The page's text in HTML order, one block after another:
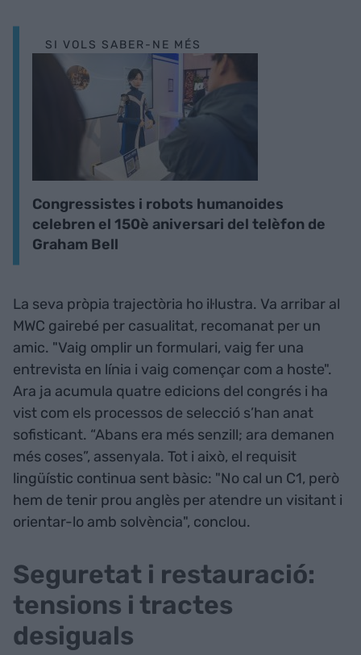
SI VOLS SABER-NE MÉS
Congressistes i robots humanoides
celebren el 150è aniversari del telèfon de
Graham Bell
La seva pròpia trajectòria ho il·lustra. Va arribar al
MWC gairebé per casualitat, recomanat per un
amic. "Vaig omplir un formulari, vaig fer una
entrevista en línia i vaig començar com a hoste".
Ara ja acumula quatre edicions del congrés i ha
vist com els processos de selecció s’han anat
sofisticant. “Abans era més senzill; ara demanen
més coses”, assenyala. Tot i això, el requisit
lingüístic continua sent bàsic: "No cal un C1, però
hem de tenir prou anglès per atendre un visitant i
orientar-lo amb solvència", conclou.
Seguretat i restauració:
tensions i tractes
desiguals